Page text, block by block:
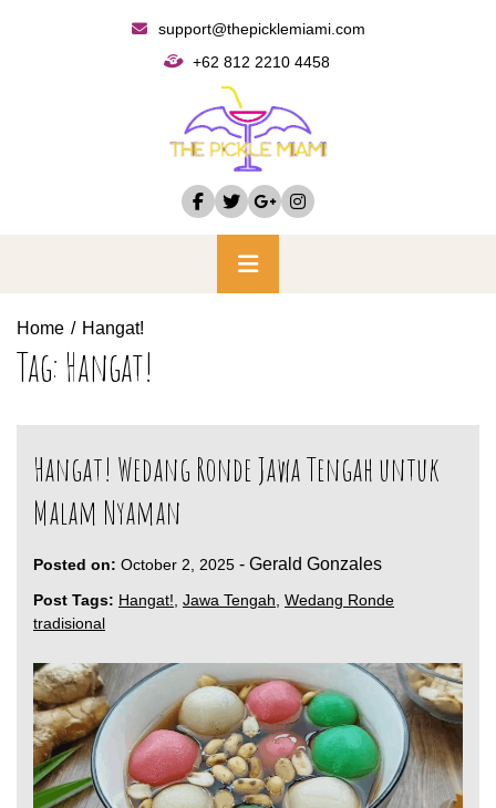
support@thepicklemiami.com
+62 812 2210 4458
Primary
Menu
Home Hangat!
Tag: Hangat!
Hangat! Wedang Ronde Jawa Tengah untuk
Malam Nyaman
Posted on: October 2, 2025 - Gerald Gonzales
Post Tags: Hangat!, Jawa Tengah, Wedang Ronde
tradisional